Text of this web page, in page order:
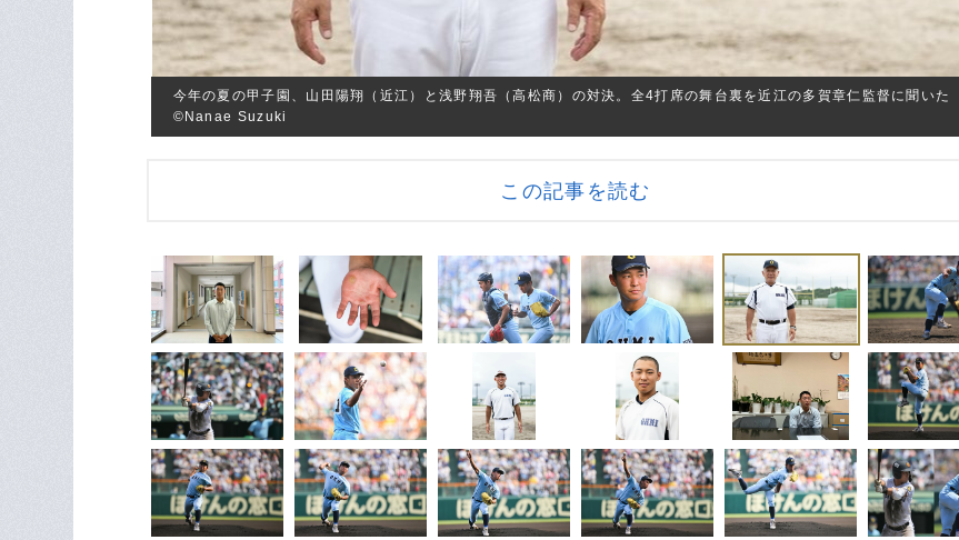
今年の夏の甲子園、山田陽翔（近江）と浅野翔吾（高松商）の対決。全4打席の舞台裏を近江の多賀章仁監督に聞いた
©Nanae Suzuki
この記事を読む